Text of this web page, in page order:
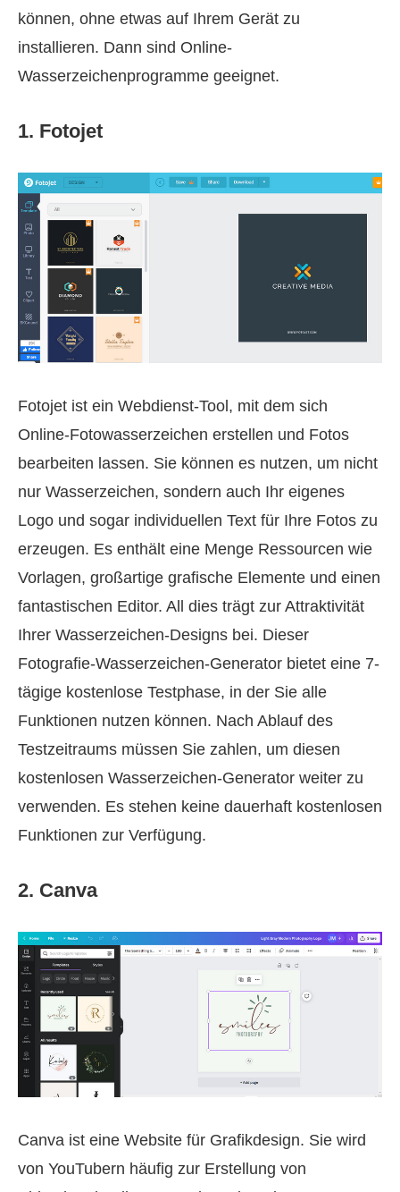
können, ohne etwas auf Ihrem Gerät zu
installieren. Dann sind Online-
Wasserzeichenprogramme geeignet.
1. Fotojet
Fotojet ist ein Webdienst-Tool, mit dem sich
Online-Fotowasserzeichen erstellen und Fotos
bearbeiten lassen. Sie können es nutzen, um nicht
nur Wasserzeichen, sondern auch Ihr eigenes
Logo und sogar individuellen Text für Ihre Fotos zu
erzeugen. Es enthält eine Menge Ressourcen wie
Vorlagen, großartige grafische Elemente und einen
fantastischen Editor. All dies trägt zur Attraktivität
Ihrer Wasserzeichen-Designs bei. Dieser
Fotografie-Wasserzeichen-Generator bietet eine 7-
tägige kostenlose Testphase, in der Sie alle
Funktionen nutzen können. Nach Ablauf des
Testzeitraums müssen Sie zahlen, um diesen
kostenlosen Wasserzeichen-Generator weiter zu
verwenden. Es stehen keine dauerhaft kostenlosen
Funktionen zur Verfügung.
2. Canva
Canva ist eine Website für Grafikdesign. Sie wird
von YouTubern häufig zur Erstellung von